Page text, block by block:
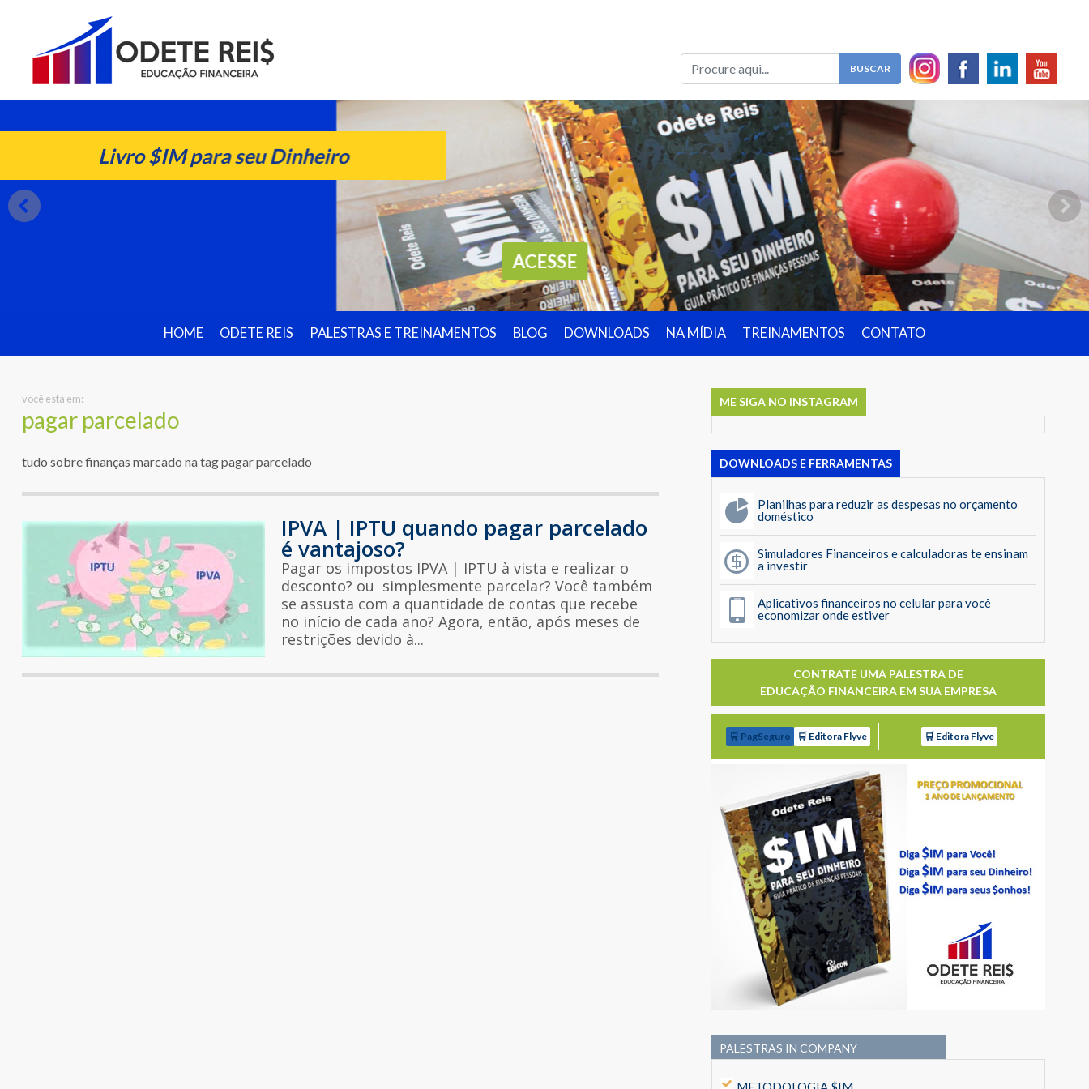
Livro $IM para seu Dinheiro
ACESSE
HOME ODETE REIS PALESTRAS E TREINAMENTOS BLOG DOWNLOADS NA MÍDIA TREINAMENTOS CONTATO
você está em:
pagar parcelado
tudo sobre finanças marcado na tag pagar parcelado
IPVA | IPTU quando pagar parcelado
é vantajoso?
Pagar os impostos IPVA | IPTU à vista e realizar o
desconto? ou simplesmente parcelar? Você também
se assusta com a quantidade de contas que recebe
no início de cada ano? Agora, então, após meses de
restrições devido à...
ME SIGA NO INSTAGRAM
DOWNLOADS E FERRAMENTAS
Planilhas para reduzir as despesas no orçamento
doméstico
Simuladores Financeiros e calculadoras te ensinam
a investir
Aplicativos financeiros no celular para você
economizar onde estiver
CONTRATE UMA PALESTRA DE
EDUCAÇÃO FINANCEIRA EM SUA EMPRESA
🛒 PagSeguro 🛒 Editora Flyve 🛒 Editora Flyve
PALESTRAS IN COMPANY